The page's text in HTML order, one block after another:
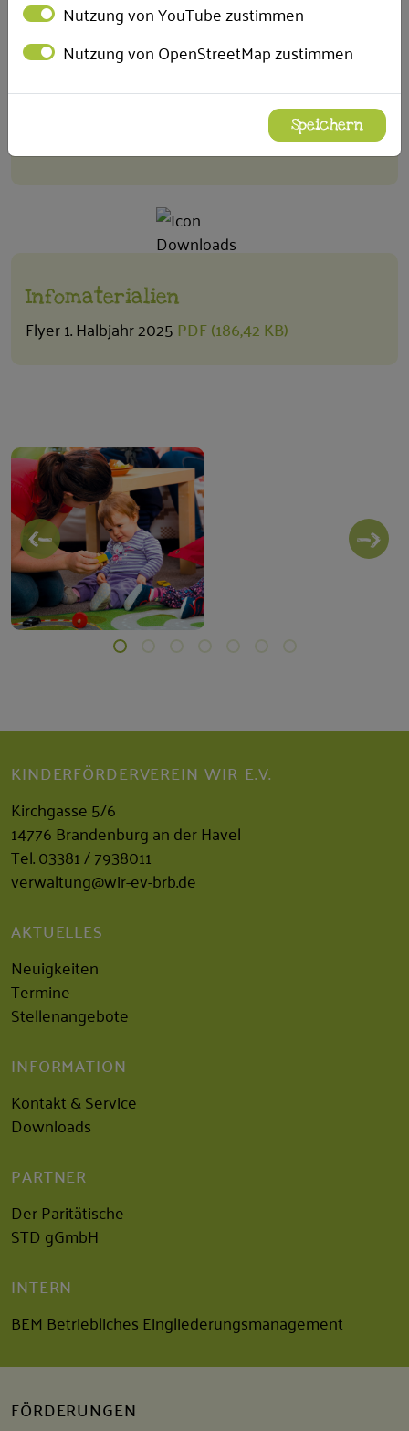
Schließzeiten
Infomaterialien
Flyer 1. Halbjahr 2025PDF (186,42 KB)
KINDERFÖRDERVEREIN WIR E.V.
Kirchgasse 5/6
14776 Brandenburg an der Havel
Tel.03381 / 7938011
verwaltung@wir-ev-brb.de
AKTUELLES
Neuigkeiten
Termine
Stellenangebote
INFORMATION
Kontakt & Service
Downloads
PARTNER
Der Paritätische
STD gGmbH
INTERN
BEM Betriebliches Eingliederungsmanagement
FÖRDERUNGEN
Nutzung von YouTube zustimmen
Nutzung von OpenStreetMap zustimmen
Speichern